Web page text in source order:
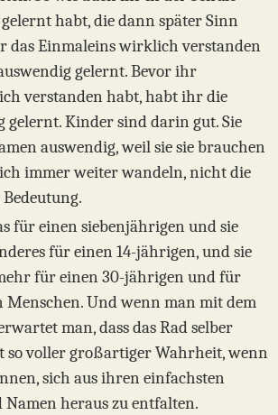
habt, die dann später Sinn
das Einmaleins wirklich verstanden
gelernt. Bevor ihr
verstanden habt, habt ihr die
gelernt. Kinder sind darin gut. Sie
auswendig, weil sie sie brauchen
immer weiter wandeln, nicht die
für einen siebenjährigen und sie
für einen 14-jährigen, und sie
für einen 30-jährigen und für
Menschen. Und wenn man mit dem
man, dass das Rad selber
so voller großartiger Wahrheit, wenn
sich aus ihren einfachsten
Namen heraus zu entfalten.